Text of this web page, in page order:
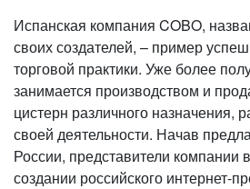
Испанская компания COBO,
своих создателей, – пример
торговой практики. Уже более
занимается производством и
цистерн различного назначения,
своей деятельности. Начав
России, представители компании
создании российского интернет-